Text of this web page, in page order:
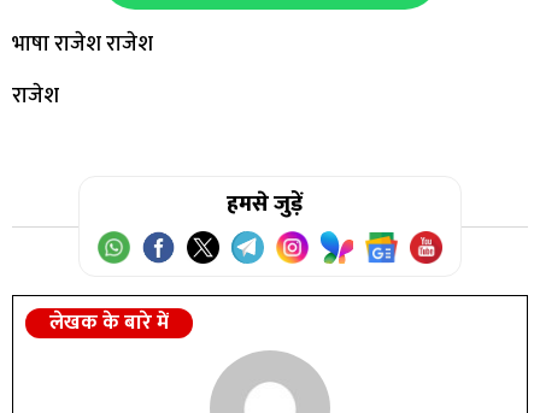
भाषा राजेश राजेश
राजेश
हमसे जुड़ें
लेखक के बारे में